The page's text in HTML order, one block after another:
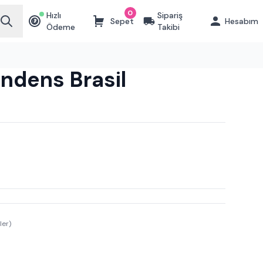
₺
Hızlı
Ödeme
Sepet
0
Sipariş
Takibi
Hesabım
Brasil